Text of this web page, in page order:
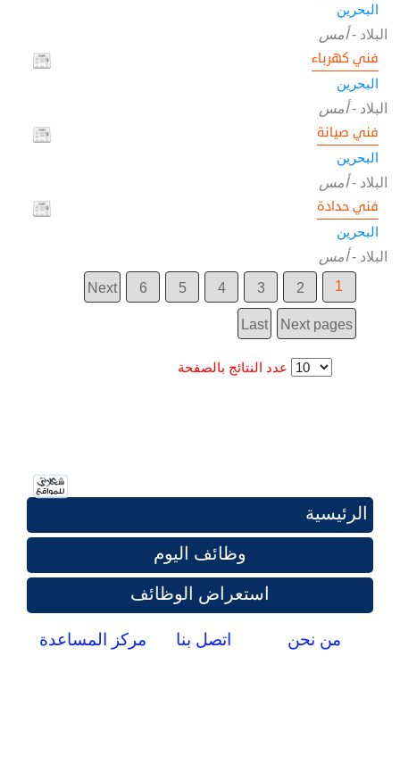
البحرين
البلاد -أمس
فني كهرباء
البحرين
البلاد -أمس
فني صيانة
البحرين
البلاد -أمس
فني حدادة
البحرين
البلاد -أمس
1
2
3
4
5
6
Next
Next pages
Last
عدد النتائج بالصفحة
الرئيسية
وظائف اليوم
استعراض الوظائف
من نحن اتصل بنا مركز المساعدة